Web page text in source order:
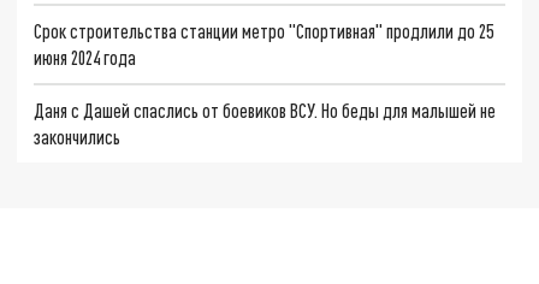
Срок строительства станции метро "Спортивная" продлили до 25
июня 2024 года
Даня с Дашей спаслись от боевиков ВСУ. Но беды для малышей не
закончились